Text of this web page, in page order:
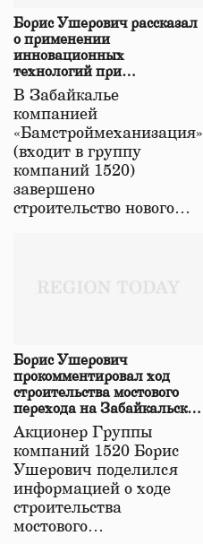
Борис Ушерович рассказал
о применении
инновационных
технологий при
строительстве нового моста
в Забайкалье
В Забайкалье
компанией
«Бамстроймеханизация»
(входит в группу
компаний 1520)
завершено
строительство нового…
Борис Ушерович
прокомментировал ход
строительства мостового
перехода на Забайкальской
железной дороге
Акционер Группы
компаний 1520 Борис
Ушерович поделился
информацией о ходе
строительства
мостового…